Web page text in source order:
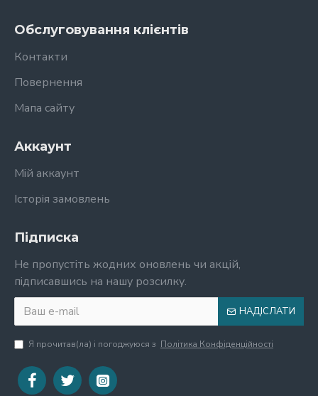
Обслуговування клієнтів
Контакти
Повернення
Мапа сайту
Аккаунт
Мій аккаунт
Історія замовлень
Підписка
Не пропустіть жодних оновлень чи акцій,
підписавшись на нашу розсилку.
НАДІСЛАТИ
Я прочитав(ла) і погоджуюся з Політика Конфіденційності